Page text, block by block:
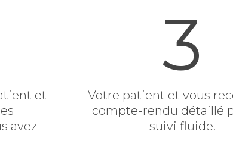
et
avez
3
Votre patient et vous
compte-rendu détaillé
suivi fluide.